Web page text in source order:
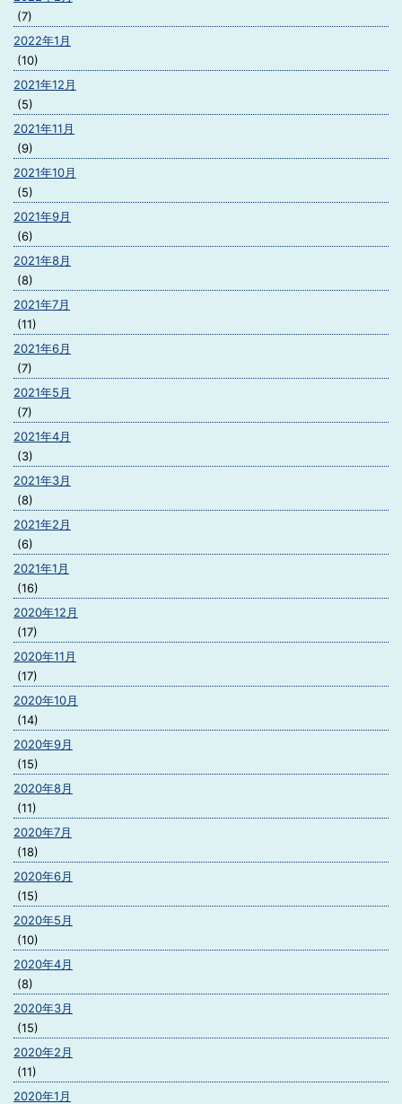
(7)
2022年1月
(10)
2021年12月
(5)
2021年11月
(9)
2021年10月
(5)
2021年9月
(6)
2021年8月
(8)
2021年7月
(11)
2021年6月
(7)
2021年5月
(7)
2021年4月
(3)
2021年3月
(8)
2021年2月
(6)
2021年1月
(16)
2020年12月
(17)
2020年11月
(17)
2020年10月
(14)
2020年9月
(15)
2020年8月
(11)
2020年7月
(18)
2020年6月
(15)
2020年5月
(10)
2020年4月
(8)
2020年3月
(15)
2020年2月
(11)
2020年1月